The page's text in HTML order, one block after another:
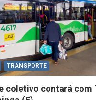
TRANSPORTE
coletivo contará com